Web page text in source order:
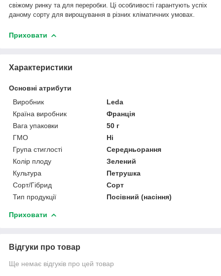
свіжому ринку та для переробки. Ці особливості гарантують успіх
даному сорту для вирощування в різних кліматичних умовах.
Приховати
Характеристики
Основні атрибути
Виробник
Leda
Країна виробник
Франція
Вага упаковки
50 г
ГМО
Ні
Група стиглості
Середньорання
Колір плоду
Зелений
Культура
Петрушка
Сорт/Гібрид
Сорт
Тип продукції
Посівний (насіння)
Приховати
Відгуки про товар
Ще немає відгуків про цей товар